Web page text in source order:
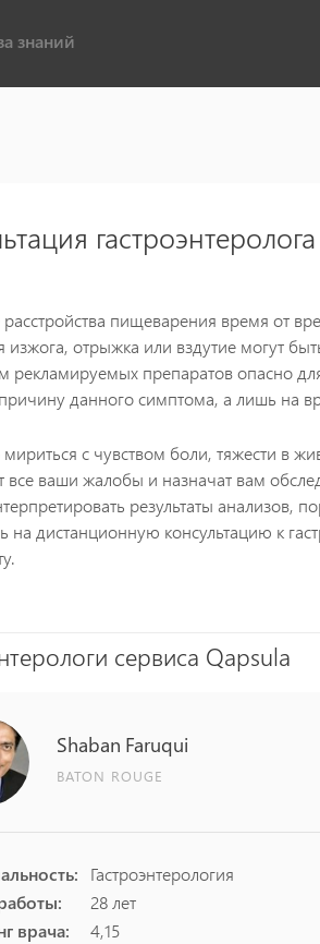
знаний
пищеварения время от
изжога, отрыжка или вздутие могут
рекламируемых препаратов опасно
данного симптома, а лишь на
с чувством боли, тяжести в
ваши жалобы и назначат вам
результаты
на дистанционную консультацию к
сервиса Qapsula
Shaban Faruqui
BATON ROUGE
Гастроэнтерология
28 лет
врача:
4,15